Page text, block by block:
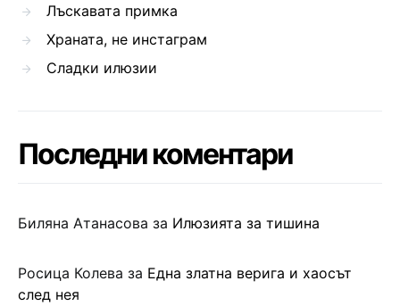
Лъскавата примка
Храната, не инстаграм
Сладки илюзии
Последни коментари
Биляна Атанасова за Илюзията за тишина
Росица Колева за Една златна верига и хаосът
след нея